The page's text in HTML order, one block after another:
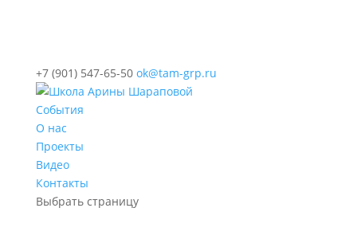
+7 (901) 547-65-50 ok@tam-grp.ru
События
О нас
Проекты
Видео
Контакты
Выбрать страницу